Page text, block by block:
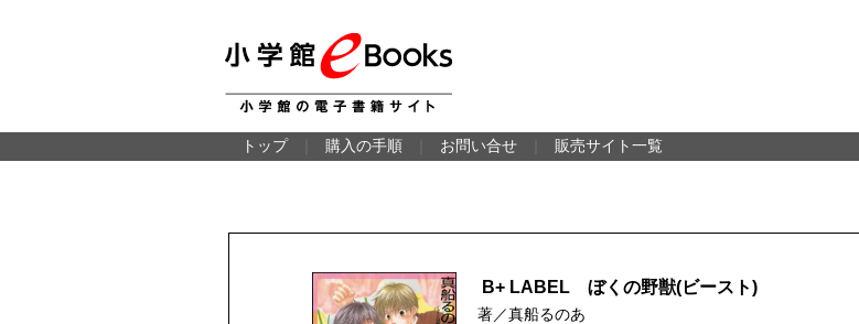
トップ 購入の手順 お問い合せ 販売サイト一覧
B+ LABEL ぼくの野獣(ビースト)
著／真船るのあ